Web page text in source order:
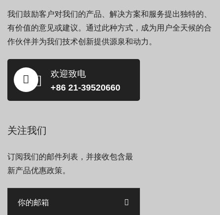
我们鼓励客户对我们的产品、解决方案和服务提出独特的、
有价值的意见或建议。通过此种方式，成为用户全天候的合
作伙伴并为我们技术创新提供源泉和动力。
欢迎致电
+86 21-39520660
关注我们
订阅我们的邮件列表，并接收包含最
新产品优惠政策。